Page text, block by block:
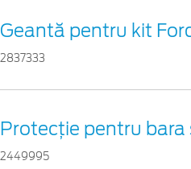
Geantă pentru kit
2837333
Protecţie pentru
2449995